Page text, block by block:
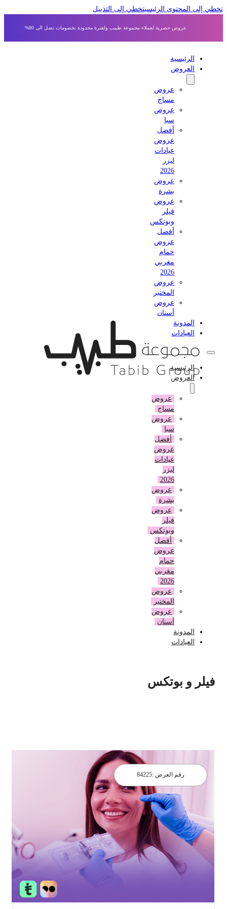
إلى المحتوى الرئيسي تخطي إلى التذييل
عروض حصرية لعملاء مجموعة طبيب ولفترة محدودة بخصومات تصل الى 80%
الرئيسية
العروض
عروض
مساج
عروض
أفضل
عروض
عيادات
2026
عروض
بشرة
عروض
وبوتكس
أفضل
عروض
حمام
مغربي
2026
عروض
المختبر
عروض
أسنان
المدونة
العيادات
الرئيسية
العروض
عروض
مساج
عروض
أفضل
عروض
عيادات
2026
عروض
بشرة
عروض
وبوتكس
أفضل
عروض
حمام
مغربي
2026
عروض
المختبر
عروض
أسنان
المدونة
العيادات
فيلر و بوتكس
رقم العرض : 84225